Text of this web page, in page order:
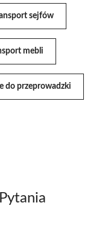
sejfów
mebli
do przeprowadzki